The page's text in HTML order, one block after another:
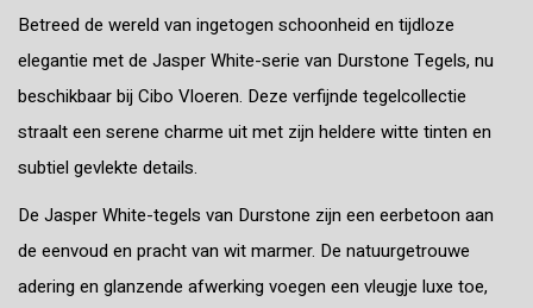
Betreed de wereld van ingetogen schoonheid en tijdloze
elegantie met de Jasper White-serie van Durstone Tegels, nu
beschikbaar bij Cibo Vloeren. Deze verfijnde tegelcollectie
straalt een serene charme uit met zijn heldere witte tinten en
subtiel gevlekte details.
De Jasper White-tegels van Durstone zijn een eerbetoon aan
de eenvoud en pracht van wit marmer. De natuurgetrouwe
adering en glanzende afwerking voegen een vleugje luxe toe,